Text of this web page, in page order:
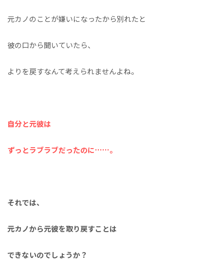
元カノのことが嫌いになったから別れたと
彼の口から聞いていたら、
よりを戻すなんて考えられませんよね。
自分と元彼は
ずっとラブラブだったのに……。
それでは、
元カノから元彼を取り戻すことは
できないのでしょうか？